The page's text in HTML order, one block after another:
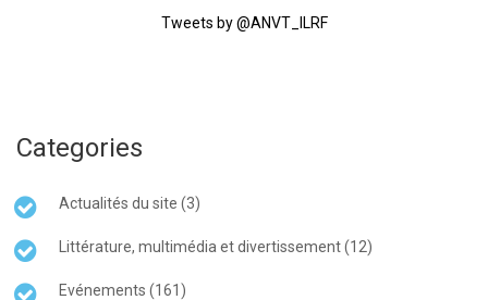
Tweets by @ANVT_ILRF
Categories
Actualités du site (3)
Littérature, multimédia et divertissement (12)
Evénements (161)